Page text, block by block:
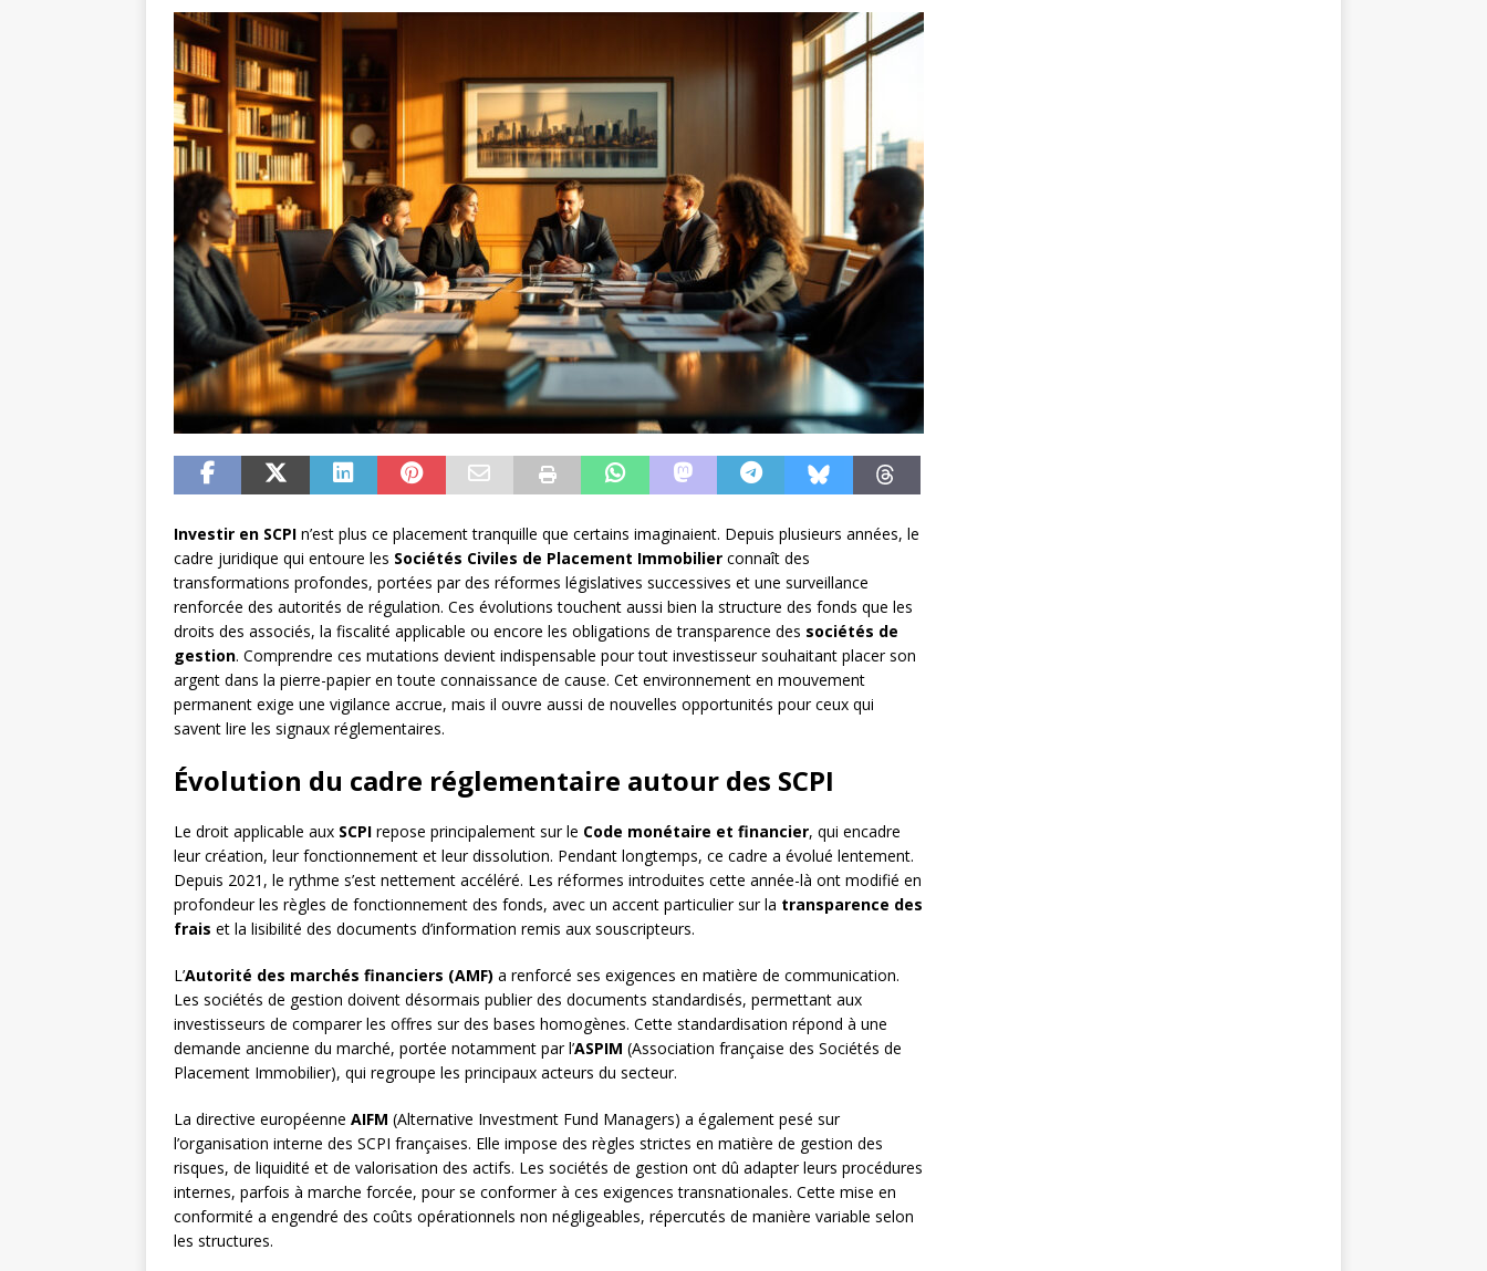
Investir en SCPI n’est plus ce placement tranquille que certains imaginaient. Depuis plusieurs années, le
cadre juridique qui entoure les Sociétés Civiles de Placement Immobilier connaît des
transformations profondes, portées par des réformes législatives successives et une surveillance
renforcée des autorités de régulation. Ces évolutions touchent aussi bien la structure des fonds que les
droits des associés, la fiscalité applicable ou encore les obligations de transparence des sociétés de
gestion. Comprendre ces mutations devient indispensable pour tout investisseur souhaitant placer son
argent dans la pierre-papier en toute connaissance de cause. Cet environnement en mouvement
permanent exige une vigilance accrue, mais il ouvre aussi de nouvelles opportunités pour ceux qui
savent lire les signaux réglementaires.
Évolution du cadre réglementaire autour des SCPI
Le droit applicable aux SCPI repose principalement sur le Code monétaire et financier, qui encadre
leur création, leur fonctionnement et leur dissolution. Pendant longtemps, ce cadre a évolué lentement.
Depuis 2021, le rythme s’est nettement accéléré. Les réformes introduites cette année-là ont modifié en
profondeur les règles de fonctionnement des fonds, avec un accent particulier sur la transparence des
frais et la lisibilité des documents d’information remis aux souscripteurs.
L’Autorité des marchés financiers (AMF) a renforcé ses exigences en matière de communication.
Les sociétés de gestion doivent désormais publier des documents standardisés, permettant aux
investisseurs de comparer les offres sur des bases homogènes. Cette standardisation répond à une
demande ancienne du marché, portée notamment par l’ASPIM (Association française des Sociétés de
Placement Immobilier), qui regroupe les principaux acteurs du secteur.
La directive européenne AIFM (Alternative Investment Fund Managers) a également pesé sur
l’organisation interne des SCPI françaises. Elle impose des règles strictes en matière de gestion des
risques, de liquidité et de valorisation des actifs. Les sociétés de gestion ont dû adapter leurs procédures
internes, parfois à marche forcée, pour se conformer à ces exigences transnationales. Cette mise en
conformité a engendré des coûts opérationnels non négligeables, répercutés de manière variable selon
les structures.